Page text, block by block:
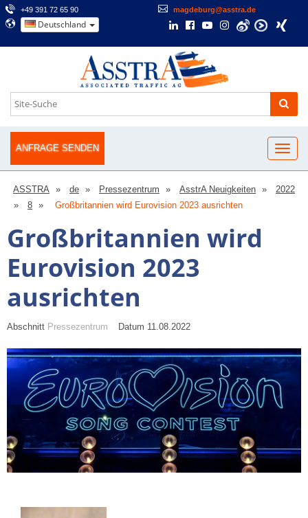
+49 391 72 65 90 magdeburg@asstra.de
Deutschland
ANFRAGE SENDEN
ASSTRA de Pressezentrum AsstrA Neuigkeiten
2022
8
Großbritannien wird Eurovision 2023 ausrichten
Großbritannien wird
Eurovision 2023
ausrichten
Abschnitt Pressezentrum Datum 11.08.2022